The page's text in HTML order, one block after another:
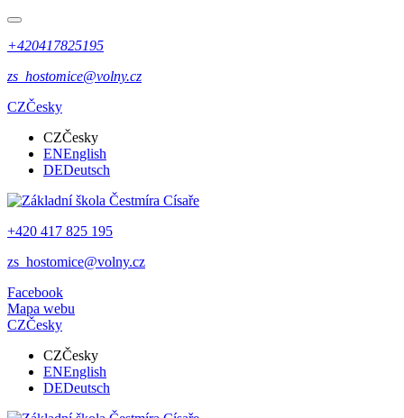
+420417825195
zs_hostomice@volny.cz
CZČesky
CZČesky
ENEnglish
DEDeutsch
+420 417 825 195
zs_hostomice@volny.cz
Facebook
Mapa webu
CZČesky
CZČesky
ENEnglish
DEDeutsch